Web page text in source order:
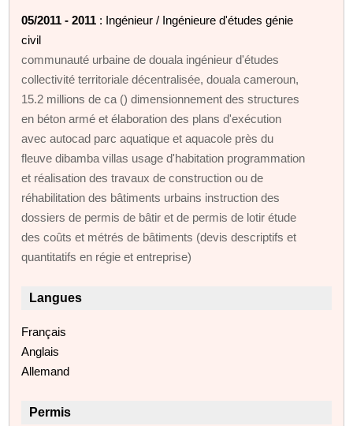
05/2011 - 2011 : Ingénieur / Ingénieure d'études génie
civil
communauté urbaine de douala ingénieur d'études
collectivité territoriale décentralisée, douala cameroun,
15.2 millions de ca () dimensionnement des structures
en béton armé et élaboration des plans d'exécution
avec autocad parc aquatique et aquacole près du
fleuve dibamba villas usage d'habitation programmation
et réalisation des travaux de construction ou de
réhabilitation des bâtiments urbains instruction des
dossiers de permis de bâtir et de permis de lotir étude
des coûts et métrés de bâtiments (devis descriptifs et
quantitatifs en régie et entreprise)
Langues
Français
Anglais
Allemand
Permis